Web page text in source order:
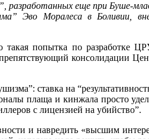
еще при Буше-
Эво Моралеса в Боливии,
попытка по разработке
консолидации
ставка на
плаща и кинжала просто
с лицензией на убийство”.
и навредить «высшим